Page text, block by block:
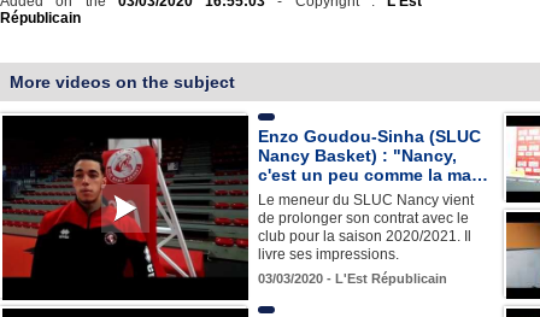
Républicain
More videos on the subject
Enzo Goudou-Sinha (SLUC
Nancy Basket) : "Nancy,
c'est un peu comme la ma…
Le meneur du SLUC Nancy vient
de prolonger son contrat avec le
club pour la saison 2020/2021. Il
livre ses impressions.
03/03/2020 - L'Est Républicain